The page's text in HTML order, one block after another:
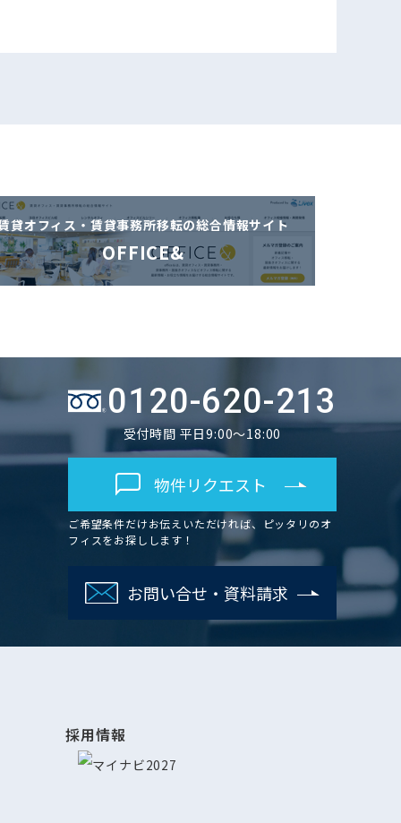
貸オフィス・賃貸事務所移転の総合情報サイト
OFFICE&
0120-620-213
受付時間 平日9:00～18:00
物件リクエスト
ご希望条件だけお伝えいただければ、ピッタリのオ
フィスをお探しします！
お問い合せ・資料請求
採用情報